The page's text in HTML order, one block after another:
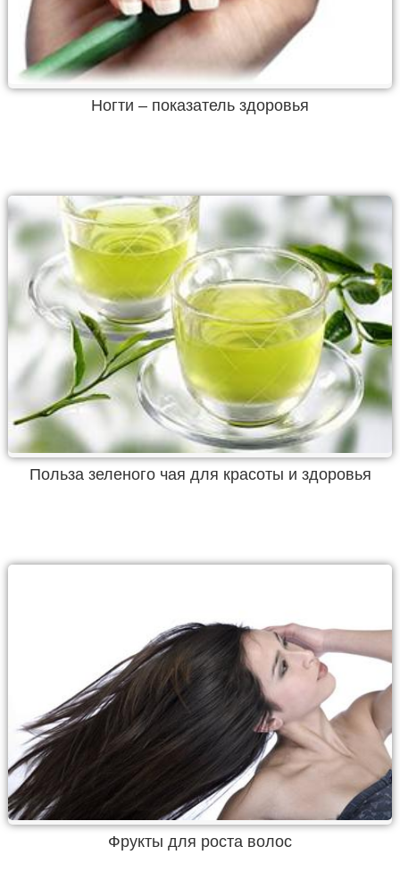
Ногти – показатель здоровья
Польза зеленого чая для красоты и здоровья
Фрукты для роста волос